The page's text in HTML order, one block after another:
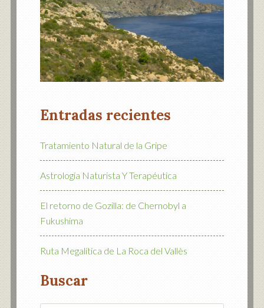
Entradas recientes
Tratamiento Natural de la Gripe
Astrología Naturista Y Terapéutica
El retorno de Gozilla: de Chernobyl a
Fukushima
Ruta Megalítica de La Roca del Vallès
Buscar